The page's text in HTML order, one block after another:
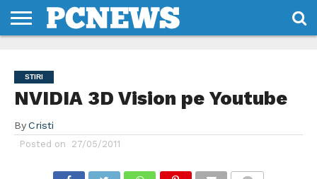
NOI
SI
CONDITII
STIRI
NVIDIA 3D Vision pe Youtube
By Cristi
Posted on 27/05/2011